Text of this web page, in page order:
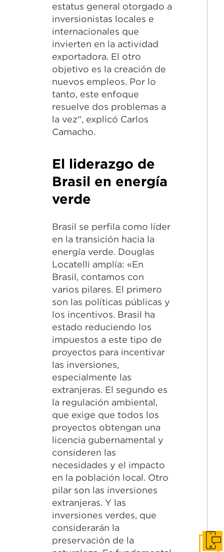
estatus general otorgado a
inversionistas locales e
internacionales que
invierten en la actividad
exportadora. El otro
objetivo es la creación de
nuevos empleos. Por lo
tanto, este enfoque
resuelve dos problemas a
la vez", explicó Carlos
Camacho.
El liderazgo de
Brasil en energía
verde
Brasil se perfila como líder
en la transición hacia la
energía verde. Douglas
Locatelli amplía: «En
Brasil, contamos con
varios pilares. El primero
son las políticas públicas y
los incentivos. Brasil ha
estado reduciendo los
impuestos a este tipo de
proyectos para incentivar
las inversiones,
especialmente las
extranjeras. El segundo es
la regulación ambiental,
que exige que todos los
proyectos obtengan una
licencia gubernamental y
consideren las
necesidades y el impacto
en la población local. Otro
pilar son las inversiones
extranjeras. Y las
inversiones verdes, que
considerarán la
preservación de la